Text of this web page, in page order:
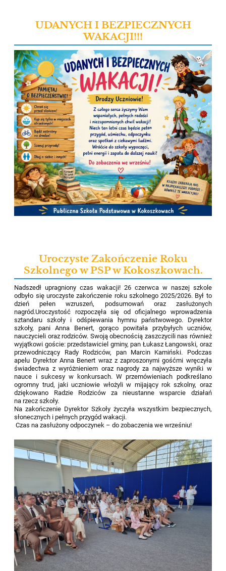
UDANYCH I BEZPIECZNYCH
WAKACJI!!!
Uroczyste Zakończenie Roku
Szkolnego w PSP w Kokoszkowach.
Nadszedł upragniony czas wakacji! 26 czerwca w naszej szkole
odbyło się uroczyste zakończenie roku szkolnego 2025/2026. Był to
dzień pełen wzruszeń, podsumowań oraz zasłużonych
nagród.Uroczystość rozpoczęła się od oficjalnego wprowadzenia
sztandaru szkoły i odśpiewania hymnu państwowego. Dyrektor
szkoły, pani Anna Benert, gorąco powitała przybyłych uczniów,
nauczycieli oraz rodziców. Swoją obecnością zaszczycili nas również
wyjątkowi goście: przedstawiciel gminy, pan Łukasz Łangowski, oraz
przewodniczący Rady Rodziców, pan Marcin Kamiński. Podczas
apelu Dyrektor Anna Benert wraz z zaproszonymi gośćmi wręczyła
świadectwa z wyróżnieniem oraz nagrody za najwyższe wyniki w
nauce i sukcesy w konkursach. W przemówieniach podkreślano
ogromny trud, jaki uczniowie włożyli w mijający rok szkolny, oraz
dziękowano Radzie Rodziców za nieustanne wsparcie działań
na rzecz szkoły.
Na zakończenie Dyrektor Szkoły życzyła wszystkim bezpiecznych,
słonecznych i pełnych przygód wakacji.
Czas na zasłużony odpoczynek – do zobaczenia we wrześniu!